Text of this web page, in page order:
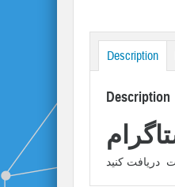
Description
Description